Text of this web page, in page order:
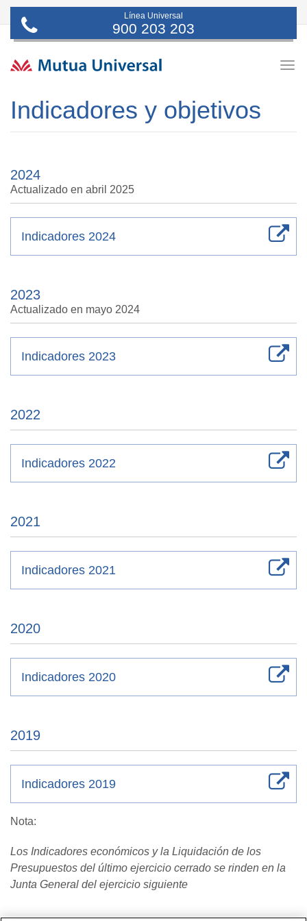
Línea Universal
900 203 203
Indicadores y objetivos
2024
Actualizado en abril 2025
Indicadores 2024
2023
Actualizado en mayo 2024
Indicadores 2023
2022
Indicadores 2022
2021
Indicadores 2021
2020
Indicadores 2020
2019
Indicadores 2019
Nota:
Los Indicadores económicos y la Liquidación de los
Presupuestos del último ejercicio cerrado se rinden en la
Junta General del ejercicio siguiente